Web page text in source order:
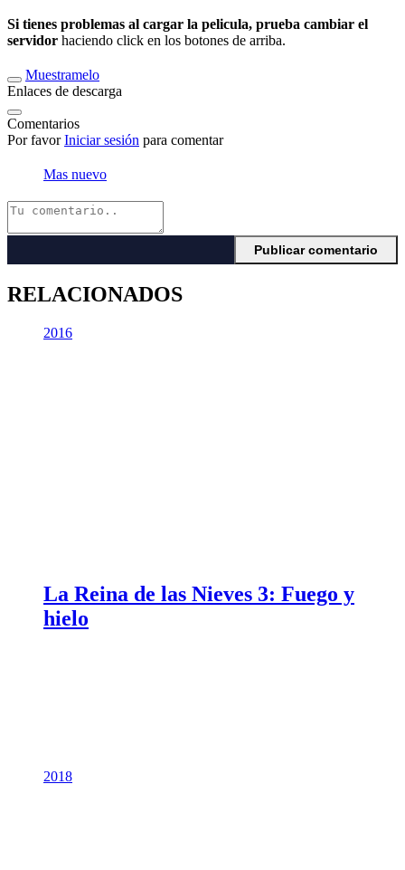
Si tienes problemas al cargar la pelicula, prueba cambiar el
servidor haciendo click en los botones de arriba.
Muestramelo
Enlaces de descarga
Comentarios
Por favorIniciar sesión para comentar
Mas nuevo
RELACIONADOS
2016
La Reina de las Nieves 3: Fuego y
hielo
2018